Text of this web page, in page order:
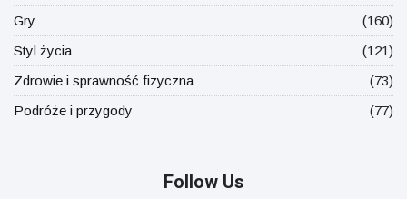
Gry
(160)
Styl życia
(121)
Zdrowie i sprawność fizyczna
(73)
Podróże i przygody
(77)
Follow Us